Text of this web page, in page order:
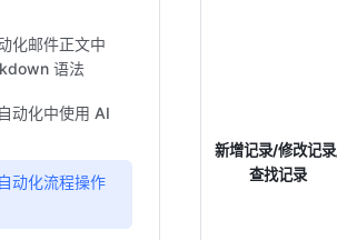
化邮件正文中
语法
动化中使用 AI
动化流程操作
新增记录/修改记
查找记录